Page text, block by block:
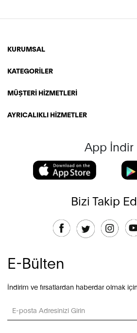
KURUMSAL
KATEGORİLER
MÜŞTERİ HİZMETLERİ
AYRICALIKLI HİZMETLER
App İndir
Bizi Takip
E-Bülten
İndirim ve fırsatlardan haberdar olmak